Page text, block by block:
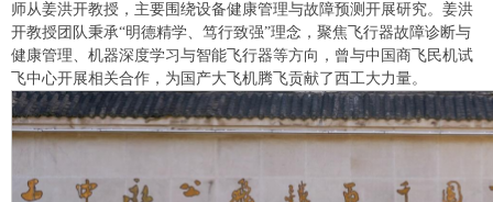
师从姜洪开教授，主要围绕设备健康管理与故障预测开展研究。姜洪
开教授团队秉承“明德精学、笃行致强”理念，聚焦飞行器故障诊断与
健康管理、机器深度学习与智能飞行器等方向，曾与中国商飞民机试
飞中心开展相关合作，为国产大飞机腾飞贡献了西工大力量。